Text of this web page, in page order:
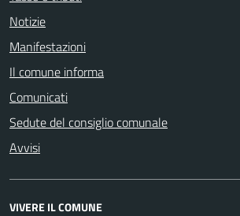
Notizie
Manifestazioni
Il comune informa
Comunicati
Sedute del consiglio comunale
Avvisi
VIVERE IL COMUNE